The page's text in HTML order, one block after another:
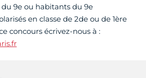
du 9e ou habitants du 9e
en classe de 2de ou de 1ère
concours écrivez-nous à :